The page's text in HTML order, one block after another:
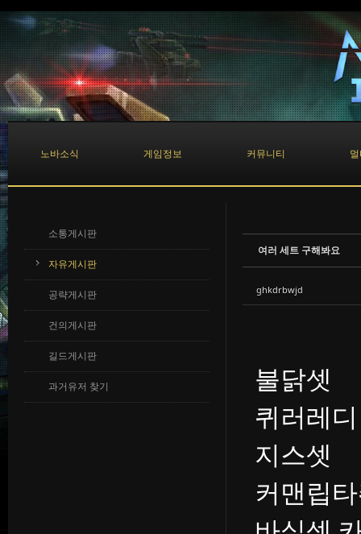
노바소식 게임정보 커뮤니티
소통게시판
자유게시판
공략게시판
건의게시판
길드게시판
과거유저 찾기
여러 세트 구해봐요
ghkdrbwjd
불닭셋
퀴러레
지스셋
커맨립
Sketchbook5, 스케치북5
Sketchbook5, 스케치북5